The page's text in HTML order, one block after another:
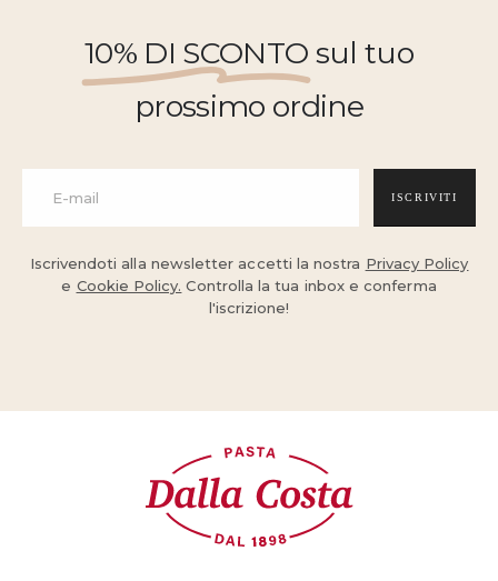
10% DI SCONTO sul tuo
prossimo ordine
ISCRIVITI
Iscrivendoti alla newsletter accetti la nostra Privacy Policy
e Cookie Policy. Controlla la tua inbox e conferma
l'iscrizione!